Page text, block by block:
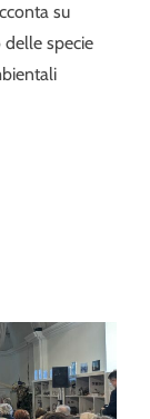
su
specie
IL